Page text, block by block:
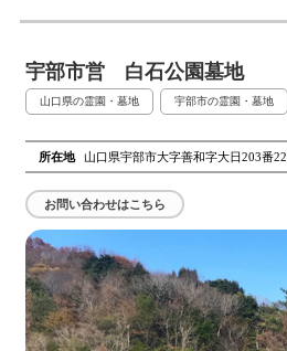
宇部市営 白石公園墓地
山口県の霊園・墓地 宇部市の霊園・墓地
所在地 山口県宇部市大字善和字大日203番22
お問い合わせはこちら